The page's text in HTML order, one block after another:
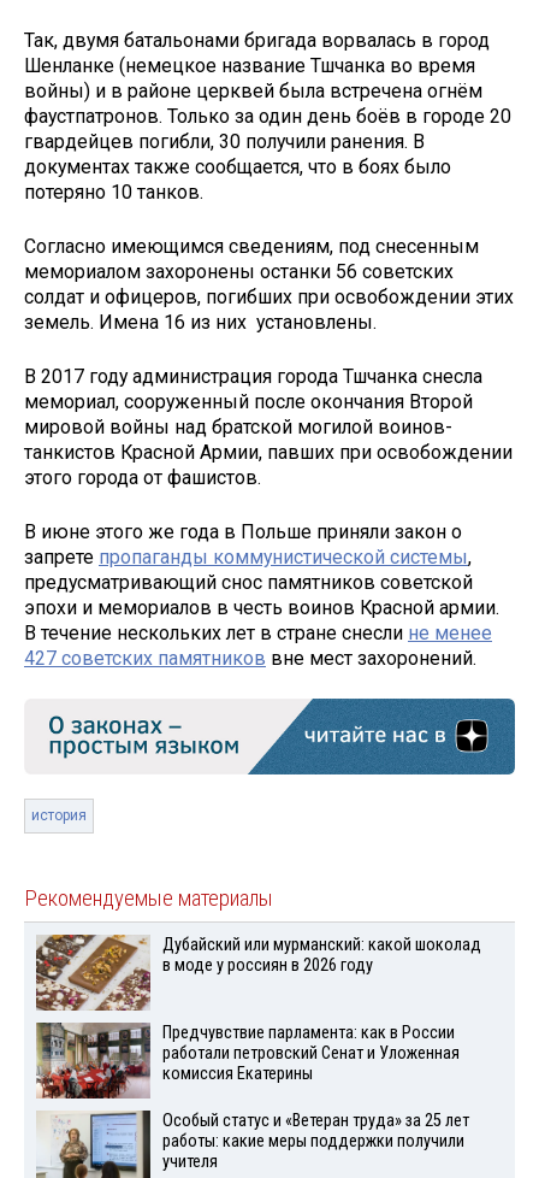
Так, двумя батальонами бригада ворвалась в город
Шенланке (немецкое название Тшчанка во время
войны) и в районе церквей была встречена огнём
фаустпатронов. Только за один день боёв в городе 20
гвардейцев погибли, 30 получили ранения. В
документах также сообщается, что в боях было
потеряно 10 танков.
Согласно имеющимся сведениям, под снесенным
мемориалом захоронены останки 56 советских
солдат и офицеров, погибших при освобождении этих
земель. Имена 16 из них установлены.
В 2017 году администрация города Тшчанка снесла
мемориал, сооруженный после окончания Второй
мировой войны над братской могилой воинов-
танкистов Красной Армии, павших при освобождении
этого города от фашистов.
В июне этого же года в Польше приняли закон о
запрете пропаганды коммунистической системы,
предусматривающий снос памятников советской
эпохи и мемориалов в честь воинов Красной армии.
В течение нескольких лет в стране снесли не менее
427 советских памятников вне мест захоронений.
история
Рекомендуемые материалы
Дубайский или мурманский: какой шоколад
в моде у россиян в 2026 году
Предчувствие парламента: как в России
работали петровский Сенат и Уложенная
комиссия Екатерины
Особый статус и «Ветеран труда» за 25 лет
работы: какие меры поддержки получили
учителя